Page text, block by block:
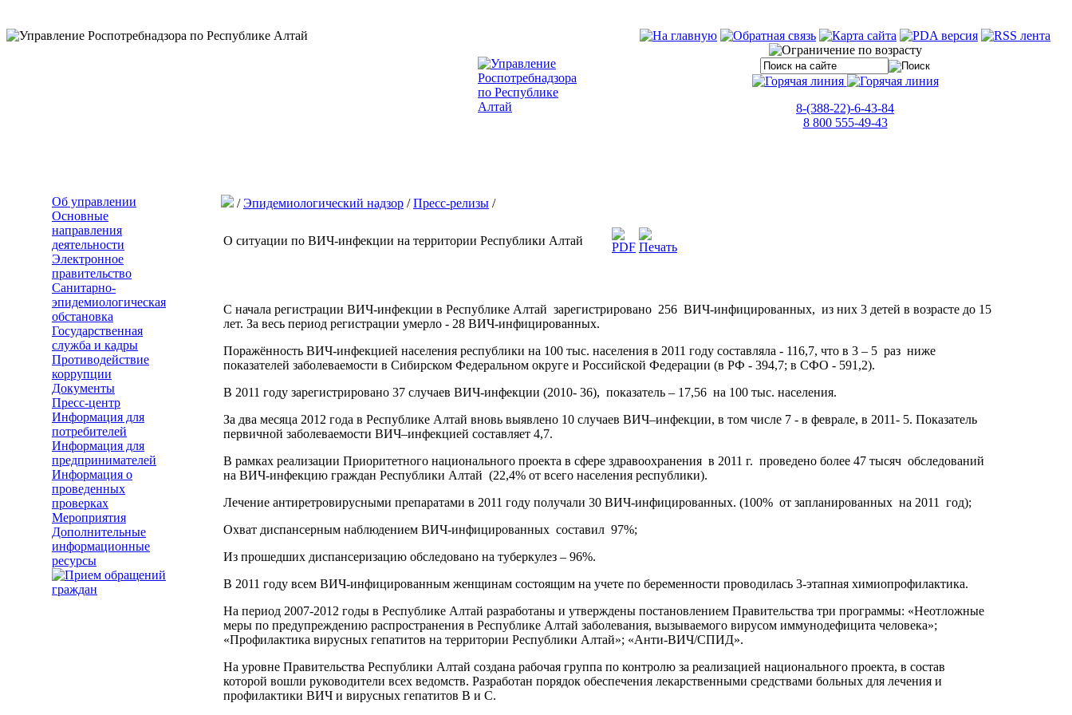
8-(388-22)-6-43-84
8 800 555-49-43
Об управлении
Основные
направления
деятельности
Электронное
правительство
Санитарно-
эпидемиологическая
обстановка
Государственная
служба и кадры
Противодействие
коррупции
Документы
Пресс-центр
Информация для
потребителей
Информация для
предпринимателей
Информация о
проведенных
проверках
Мероприятия
Дополнительные
информационные
ресурсы
/Эпидемиологический надзор /Пресс-релизы /
О ситуации по ВИЧ-инфекции на территории Республики Алтай
С начала регистрации ВИЧ-инфекции в Республике Алтай зарегистрировано 256 ВИЧ-инфицированных, из них 3 детей в возрасте до 15
лет. За весь период регистрации умерло - 28 ВИЧ-инфицированных.
Поражённость ВИЧ-инфекцией населения республики на 100 тыс. населения в 2011 году составляла - 116,7, что в 3 – 5 раз ниже
показателей заболеваемости в Сибирском Федеральном округе и Российской Федерации (в РФ - 394,7; в СФО - 591,2).
В 2011 году зарегистрировано 37 случаев ВИЧ-инфекции (2010- 36), показатель – 17,56 на 100 тыс. населения.
За два месяца 2012 года в Республике Алтай вновь выявлено 10 случаев ВИЧ–инфекции, в том числе 7 - в феврале, в 2011- 5. Показатель
первичной заболеваемости ВИЧ–инфекцией составляет 4,7.
В рамках реализации Приоритетного национального проекта в сфере здравоохранения в 2011 г. проведено более 47 тысяч обследований
на ВИЧ-инфекцию граждан Республики Алтай (22,4% от всего населения республики).
Лечение антиретровирусными препаратами в 2011 году получали 30 ВИЧ-инфицированных. (100% от запланированных на 2011 год);
Охват диспансерным наблюдением ВИЧ-инфицированных составил 97%;
Из прошедших диспансеризацию обследовано на туберкулез – 96%.
В 2011 году всем ВИЧ-инфицированным женщинам состоящим на учете по беременности проводилась 3-этапная химиопрофилактика.
На период 2007-2012 годы в Республике Алтай разработаны и утверждены постановлением Правительства три программы: «Неотложные
меры по предупреждению распространения в Республике Алтай заболевания, вызываемого вирусом иммунодефицита человека»;
«Профилактика вирусных гепатитов на территории Республики Алтай»; «Анти-ВИЧ/СПИД».
На уровне Правительства Республики Алтай создана рабочая группа по контролю за реализацией национального проекта, в состав
которой вошли руководители всех ведомств. Разработан порядок обеспечения лекарственными средствами больных для лечения и
профилактики ВИЧ и вирусных гепатитов В и С.